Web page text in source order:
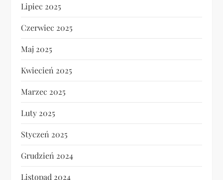
Lipiec 2025
Czerwiec 2025
Maj 2025
Kwiecień 2025
Marzec 2025
Luty 2025
Styczeń 2025
Grudzień 2024
Listopad 2024